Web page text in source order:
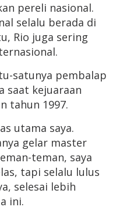
pereli nasional.
selalu berada di
Rio juga sering
satunya pembalap
saat kejuaraan
tahun 1997.
utama saya.
gelar master
teman, saya
tapi selalu lulus
selesai lebih
ini.